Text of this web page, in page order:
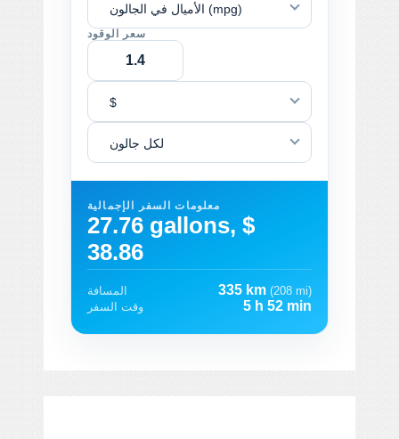
الأميال في الجالون (mpg)
سعر الوقود
$
لكل جالون
معلومات السفر الإجمالية
27.76 gallons, $
38.86
المسافة 335 km (208 mi)
وقت السفر
5 h 52 min